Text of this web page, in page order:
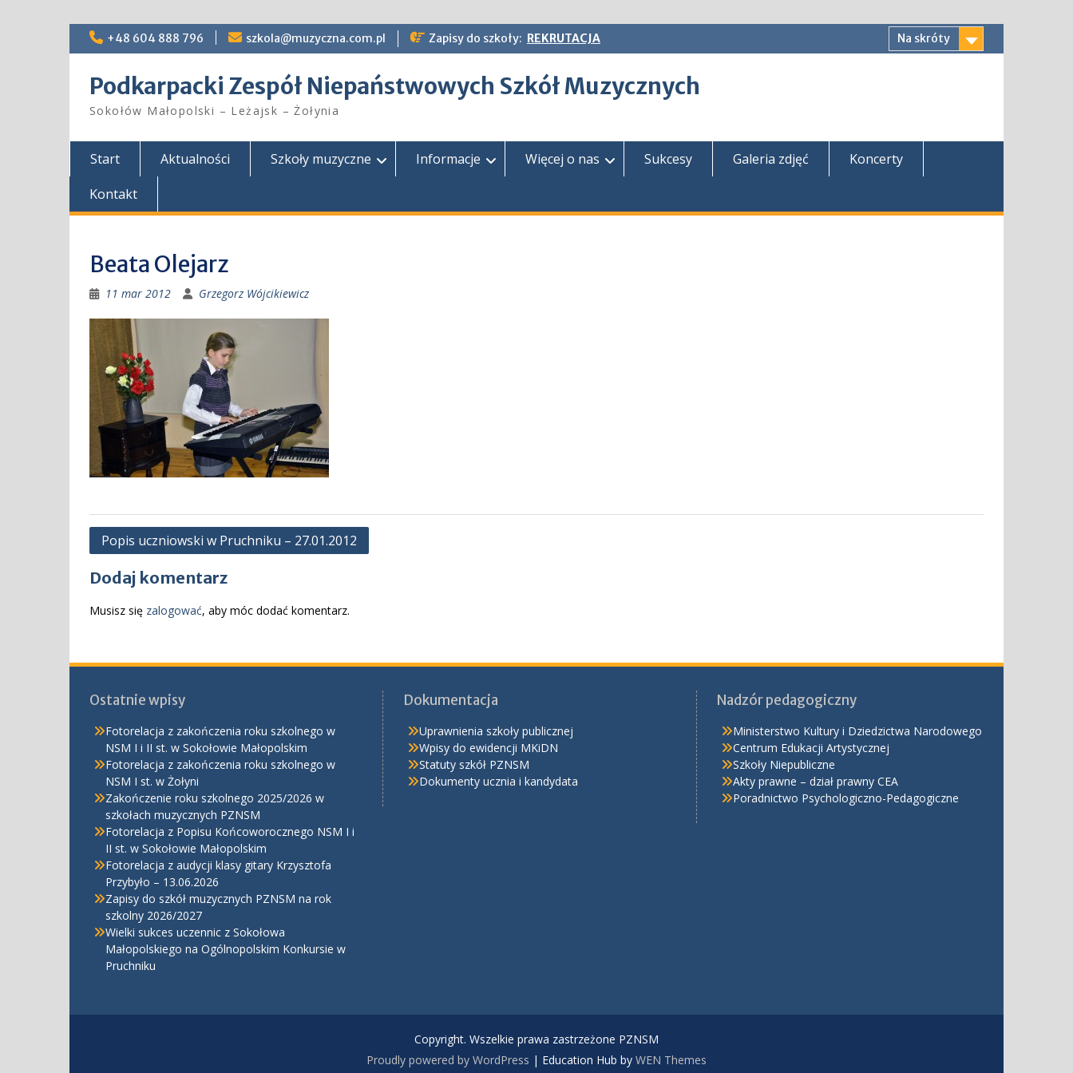
Skip
+48 604 888 796 szkola@muzyczna.com.pl Zapisy do szkoły: REKRUTACJA Na skróty
Podkarpacki Zespół Niepaństwowych Szkół Muzycznych
Sokołów Małopolski – Leżajsk – Żołynia
Start Aktualności Szkoły muzyczne Informacje Więcej o nas Sukcesy Galeria zdjęć
Koncerty
Kontakt
Beata Olejarz
11 mar 2012 Grzegorz Wójcikiewicz
Nawigacja
Popis uczniowski w Pruchniku – 27.01.2012
Dodaj komentarz
Musisz się zalogować, aby móc dodać komentarz.
Ostatnie wpisy
Fotorelacja z zakończenia roku szkolnego w
NSM I i II st. w Sokołowie Małopolskim
Fotorelacja z zakończenia roku szkolnego w
NSM I st. w Żołyni
Zakończenie roku szkolnego 2025/2026 w
szkołach muzycznych PZNSM
Fotorelacja z Popisu Końcoworocznego NSM I i
II st. w Sokołowie Małopolskim
Fotorelacja z audycji klasy gitary Krzysztofa
Przybyło – 13.06.2026
Zapisy do szkół muzycznych PZNSM na rok
szkolny 2026/2027
Wielki sukces uczennic z Sokołowa
Małopolskiego na Ogólnopolskim Konkursie w
Pruchniku
Dokumentacja
Uprawnienia szkoły publicznej
Wpisy do ewidencji MKiDN
Statuty szkół PZNSM
Dokumenty ucznia i kandydata
Nadzór pedagogiczny
Ministerstwo Kultury i Dziedzictwa Narodowego
Centrum Edukacji Artystycznej
Szkoły Niepubliczne
Akty prawne – dział prawny CEA
Poradnictwo Psychologiczno-Pedagogiczne
Copyright. Wszelkie prawa zastrzeżone PZNSM
Proudly powered by WordPress | Education Hub by WEN Themes